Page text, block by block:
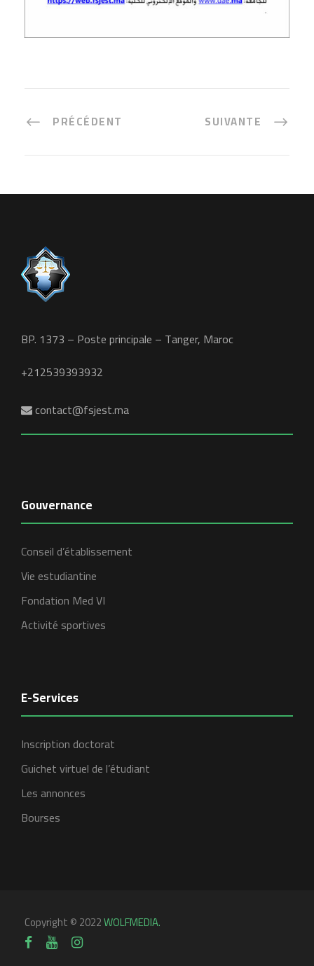
PRÉCÉDENT SUIVANTE
BP. 1373 – Poste principale – Tanger, Maroc
+212539393932
contact@fsjest.ma
Gouvernance
Conseil d’établissement
Vie estudiantine
Fondation Med VI
Activité sportives
E-Services
Inscription doctorat
Guichet virtuel de l’étudiant
Les annonces
Bourses
Copyright © 2022WOLFMEDIA.